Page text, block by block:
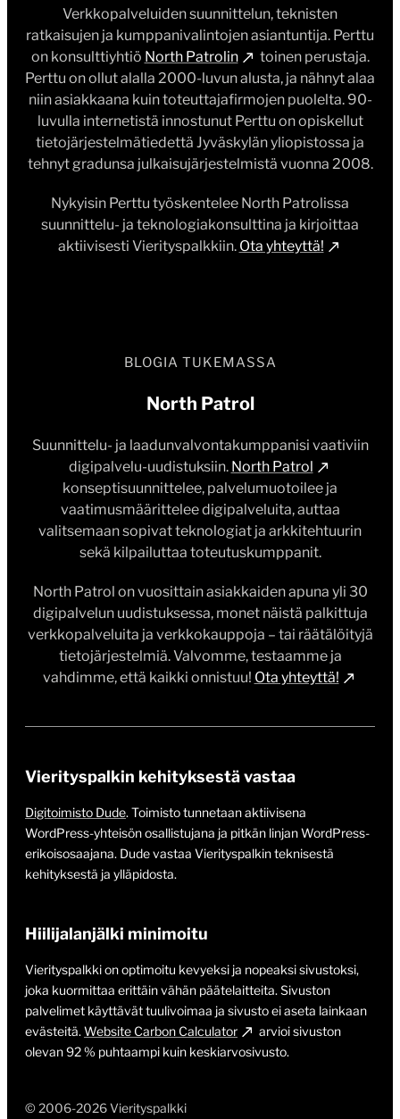
Verkkopalveluiden suunnittelun, teknisten
ratkaisujen ja kumppanivalintojen asiantuntija. Perttu
on konsulttiyhtiö North Patrolin
toinen perustaja.
Perttu on ollut alalla 2000-luvun alusta, ja nähnyt alaa
niin asiakkaana kuin toteuttajafirmojen puolelta. 90-
luvulla internetistä innostunut Perttu on opiskellut
tietojärjestelmätiedettä Jyväskylän yliopistossa ja
tehnyt gradunsa julkaisujärjestelmistä vuonna 2008.
Nykyisin Perttu työskentelee North Patrolissa
suunnittelu- ja teknologiakonsulttina ja kirjoittaa
aktiivisesti Vierityspalkkiin. Ota yhteyttä!
BLOGIA TUKEMASSA
North Patrol
Suunnittelu- ja laadunvalvontakumppanisi vaativiin
digipalvelu-uudistuksiin. North Patrol
konseptisuunnittelee, palvelumuotoilee ja
vaatimusmäärittelee digipalveluita, auttaa
valitsemaan sopivat teknologiat ja arkkitehtuurin
sekä kilpailuttaa toteutuskumppanit.
North Patrol on vuosittain asiakkaiden apuna yli 30
digipalvelun uudistuksessa, monet näistä palkittuja
verkkopalveluita ja verkkokauppoja – tai räätälöityjä
tietojärjestelmiä. Valvomme, testaamme ja
vahdimme, että kaikki onnistuu! Ota yhteyttä!
© 2006-2026 Vierityspalkki
Vierityspalkin kehityksestä vastaa
Digitoimisto Dude. Toimisto tunnetaan aktiivisena
WordPress-yhteisön osallistujana ja pitkän linjan WordPress-
erikoisosaajana. Dude vastaa Vierityspalkin teknisestä
kehityksestä ja ylläpidosta.
Hiilijalanjälki minimoitu
Vierityspalkki on optimoitu kevyeksi ja nopeaksi sivustoksi,
joka kuormittaa erittäin vähän päätelaitteita. Sivuston
palvelimet käyttävät tuulivoimaa ja sivusto ei aseta lainkaan
evästeitä. Website Carbon Calculator
arvioi sivuston
olevan 92 % puhtaampi kuin keskiarvosivusto.